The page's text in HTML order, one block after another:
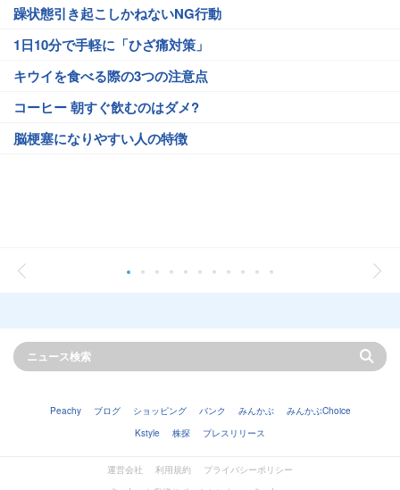
躁状態引き起こしかねないNG行動
1日10分で手軽に「ひざ痛対策」
キウイを食べる際の3つの注意点
コーヒー 朝すぐ飲むのはダメ?
脳梗塞になりやすい人の特徴
Peachy ブログ ショッピング バンク みんかぶ
みんかぶChoice
Kstyle
株探 プレスリリース
運営会社 利用規約
プライバシーポリシー